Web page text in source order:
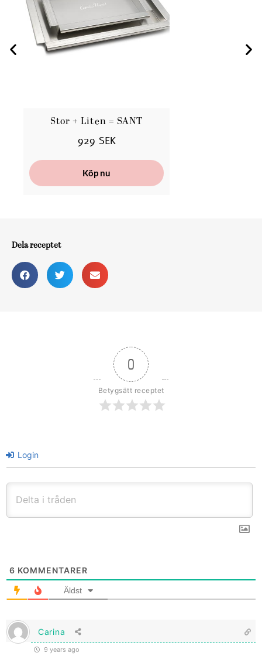
Stor + Liten = SANT
929 SEK
Köp nu
Dela receptet
0
Betygsätt receptet
Login
6 KOMMENTARER
Äldst
Carina
9 years ago